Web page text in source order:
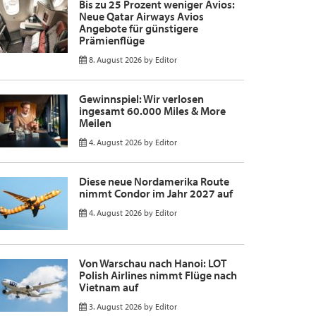
Bis zu 25 Prozent weniger Avios:
Neue Qatar Airways Avios
Angebote für günstigere
Prämienflüge
8. August 2026 by Editor
Gewinnspiel: Wir verlosen
ingesamt 60.000 Miles & More
Meilen
4. August 2026 by Editor
Diese neue Nordamerika Route
nimmt Condor im Jahr 2027 auf
4. August 2026 by Editor
Von Warschau nach Hanoi: LOT
Polish Airlines nimmt Flüge nach
Vietnam auf
3. August 2026 by Editor